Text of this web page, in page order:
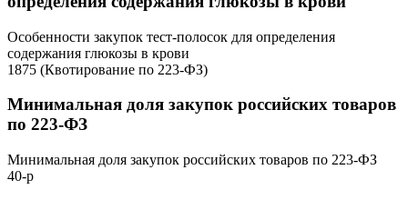
Особенности закупок тест-полосок для определения
содержания глюкозы в крови
1875 (Квотирование по 223-ФЗ)
Минимальная доля закупок российских товаров
по 223-ФЗ
Минимальная доля закупок российских товаров по 223-ФЗ
40-р